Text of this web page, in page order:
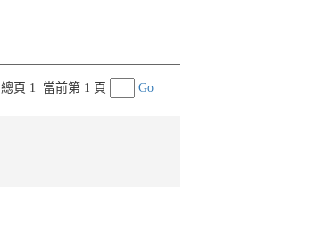
總頁 1 當前第 1 頁 Go